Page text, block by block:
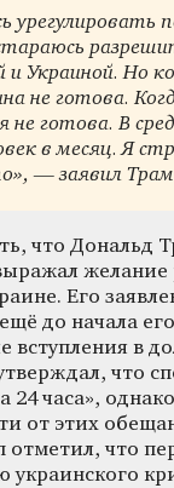
урегулировать
и Украиной. Но
не готова.
не готова. В
в месяц. Я
— заявил
что Дональд
желание
Его
до начала
вступления в
что
24 часа»,
от этих
отметил, что
украинского